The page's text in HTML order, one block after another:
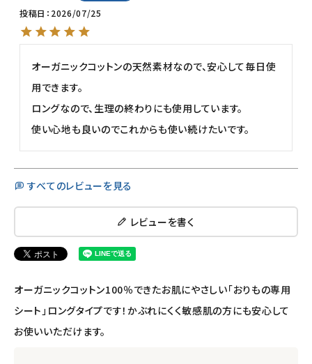
コラム・スタッフのおすすめ
ご利用ガイド等
アカウント情報
ログイン person 会員登録
投稿日
2026/07/25
オーガニックコットンの天然素材なので、安心して毎日使
用できます。
ロングなので、生理の終わりにも使用しています。
使い心地も良いのでこれからも使い続けたいです。
すべてのレビューを見る
レビューを書く
オーガニックコットン100％できたお肌にやさしい「おりもの専用
シート」ロングタイプです！かぶれにくく敏感肌の方にも安心して
お使いいただけます。